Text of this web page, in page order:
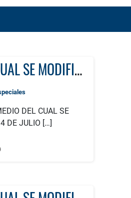
ACUERDO No. 10 POR MEDIO DEL CUAL SE MODIFICA PARCIALMENTE EL ACUERDO 21 DEL 4 DE JULIO DE 2007 PROYECTOS ESPECIALES
DEL CUAL SE
DE JULIO […]